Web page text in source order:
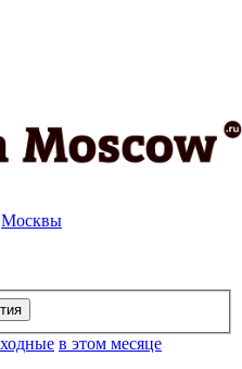
Москвы
в этом месяце